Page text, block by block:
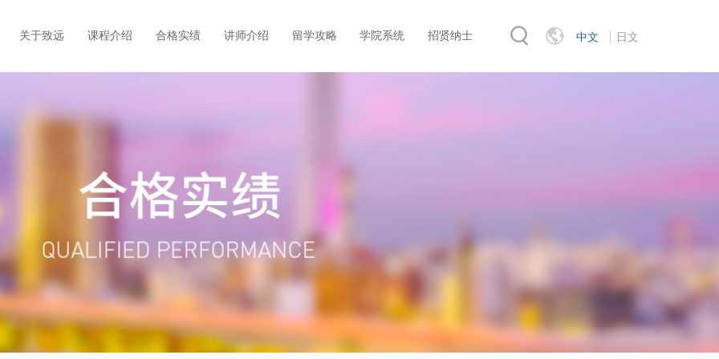
关于致远 课程介绍 合格实绩 讲师介绍 留学攻略 学院系统 招贤纳士 中文 日文